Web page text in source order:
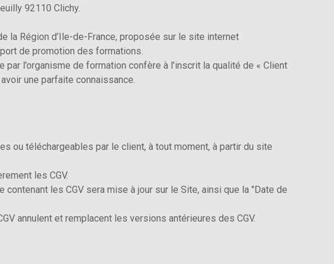
92110 Clichy.
la Région d’Ile-de-France, proposée sur le site internet
de promotion des formations.
l’organisme de formation confère à l’inscrit la qualité de « Client
une parfaite connaissance.
ou téléchargeables par le client, à tout moment, à partir du site
les CGV.
les CGV sera mise à jour sur le Site, ainsi que la "Date de
annulent et remplacent les versions antérieures des CGV.